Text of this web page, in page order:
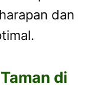
dan
di